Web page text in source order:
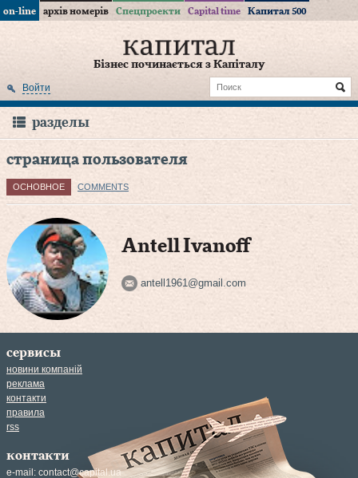
on-line архів номерів Спецпроекти Capital time Капитал 500
Бізнес починається з Капіталу
Войти
разделы
страница пользователя
ОСНОВНОЕ COMMENTS
Antell Ivanoff
antell1961@gmail.com
сервисы
новини компаній
реклама
контакти
правила
rss
контакти
e-mail: contact@capital.ua